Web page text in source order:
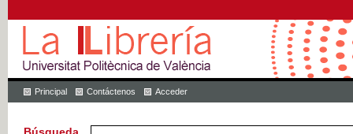
Principal Contáctenos Acceder